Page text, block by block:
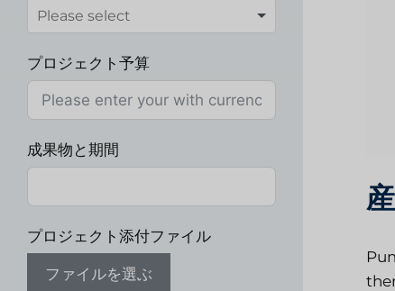
プロジェクト予算
成果物と期間
プロジェクト添付ファイル
ファイルを選ぶ